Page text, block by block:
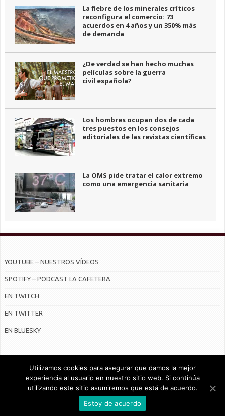
La fiebre de los minerales críticos
reconfigura el comercio: 73
acuerdos en 4 años y un 350% más
de demanda
¿De verdad se han hecho muchas
películas sobre la guerra
civil española?
Los hombres ocupan dos de cada
tres puestos en los consejos
editoriales de las revistas científicas
La OMS pide tratar el calor extremo
como una emergencia sanitaria
YOUTUBE – NUESTROS VÍDEOS
SPOTIFY – PODCAST LA CAFETERA
EN TWITCH
EN TWITTER
EN BLUESKY
© Radiocable en Internet S.L.
CONTRATO DE SERVICIOS Y POLÍTICA DE PRIVACIDAD
Utilizamos cookies para asegurar que damos la mejor
experiencia al usuario en nuestro sitio web. Si continúa
utilizando este sitio asumiremos que está de acuerdo.
Estoy de acuerdo